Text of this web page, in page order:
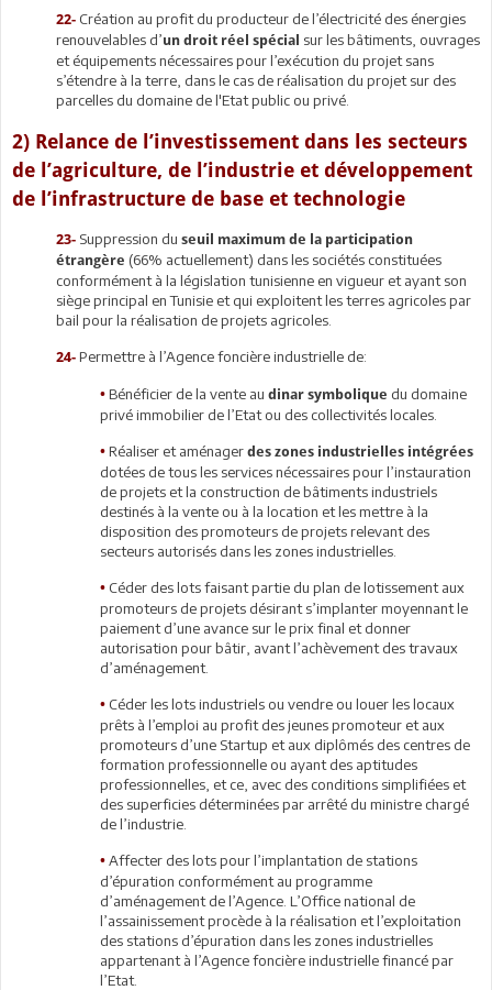
22- Création au profit du producteur de l’électricité des énergies
renouvelables d’un droit réel spécial sur les bâtiments, ouvrages
et équipements nécessaires pour l’exécution du projet sans
s’étendre à la terre, dans le cas de réalisation du projet sur des
parcelles du domaine de l'Etat public ou privé.
2) Relance de l’investissement dans les secteurs
de l’agriculture, de l’industrie et développement
de l’infrastructure de base et technologie
23- Suppression du seuil maximum de la participation
étrangère (66% actuellement) dans les sociétés constituées
conformément à la législation tunisienne en vigueur et ayant son
siège principal en Tunisie et qui exploitent les terres agricoles par
bail pour la réalisation de projets agricoles.
24- Permettre à l’Agence foncière industrielle de:
• Bénéficier de la vente au dinar symbolique du domaine
privé immobilier de l’Etat ou des collectivités locales.
• Réaliser et aménager des zones industrielles intégrées
dotées de tous les services nécessaires pour l’instauration
de projets et la construction de bâtiments industriels
destinés à la vente ou à la location et les mettre à la
disposition des promoteurs de projets relevant des
secteurs autorisés dans les zones industrielles.
• Céder des lots faisant partie du plan de lotissement aux
promoteurs de projets désirant s’implanter moyennant le
paiement d’une avance sur le prix final et donner
autorisation pour bâtir, avant l’achèvement des travaux
d’aménagement.
• Céder les lots industriels ou vendre ou louer les locaux
prêts à l’emploi au profit des jeunes promoteur et aux
promoteurs d’une Startup et aux diplômés des centres de
formation professionnelle ou ayant des aptitudes
professionnelles, et ce, avec des conditions simplifiées et
des superficies déterminées par arrêté du ministre chargé
de l’industrie.
• Affecter des lots pour l’implantation de stations
d’épuration conformément au programme
d’aménagement de l’Agence. L’Office national de
l’assainissement procède à la réalisation et l’exploitation
des stations d’épuration dans les zones industrielles
appartenant à l’Agence foncière industrielle financé par
l’Etat.